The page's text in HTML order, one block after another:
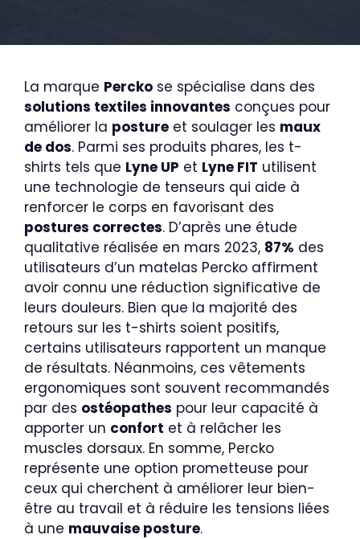
La marque Percko se spécialise dans des
solutions textiles innovantes conçues pour
améliorer la posture et soulager les maux
de dos. Parmi ses produits phares, les t-
shirts tels que Lyne UP et Lyne FIT utilisent
une technologie de tenseurs qui aide à
renforcer le corps en favorisant des
postures correctes. D’après une étude
qualitative réalisée en mars 2023, 87% des
utilisateurs d’un matelas Percko affirment
avoir connu une réduction significative de
leurs douleurs. Bien que la majorité des
retours sur les t-shirts soient positifs,
certains utilisateurs rapportent un manque
de résultats. Néanmoins, ces vêtements
ergonomiques sont souvent recommandés
par des ostéopathes pour leur capacité à
apporter un confort et à relâcher les
muscles dorsaux. En somme, Percko
représente une option prometteuse pour
ceux qui cherchent à améliorer leur bien-
être au travail et à réduire les tensions liées
à une mauvaise posture.